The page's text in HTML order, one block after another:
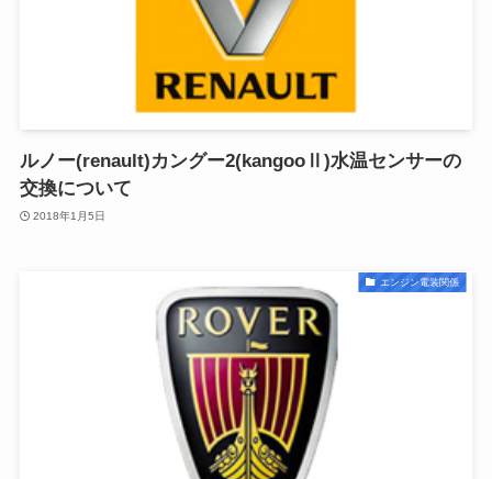
ルノー(renault)カングー2(kangooⅡ)水温センサーの
交換について
2018年1月5日
エンジン電装関係